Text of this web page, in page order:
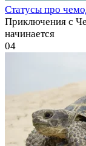
Статусы про
Приключения с
начинается
04